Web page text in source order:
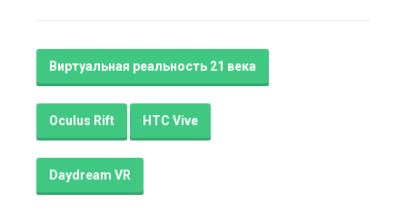
Виртуальная реальность 21 века
Oculus Rift HTC Vive
Daydream VR